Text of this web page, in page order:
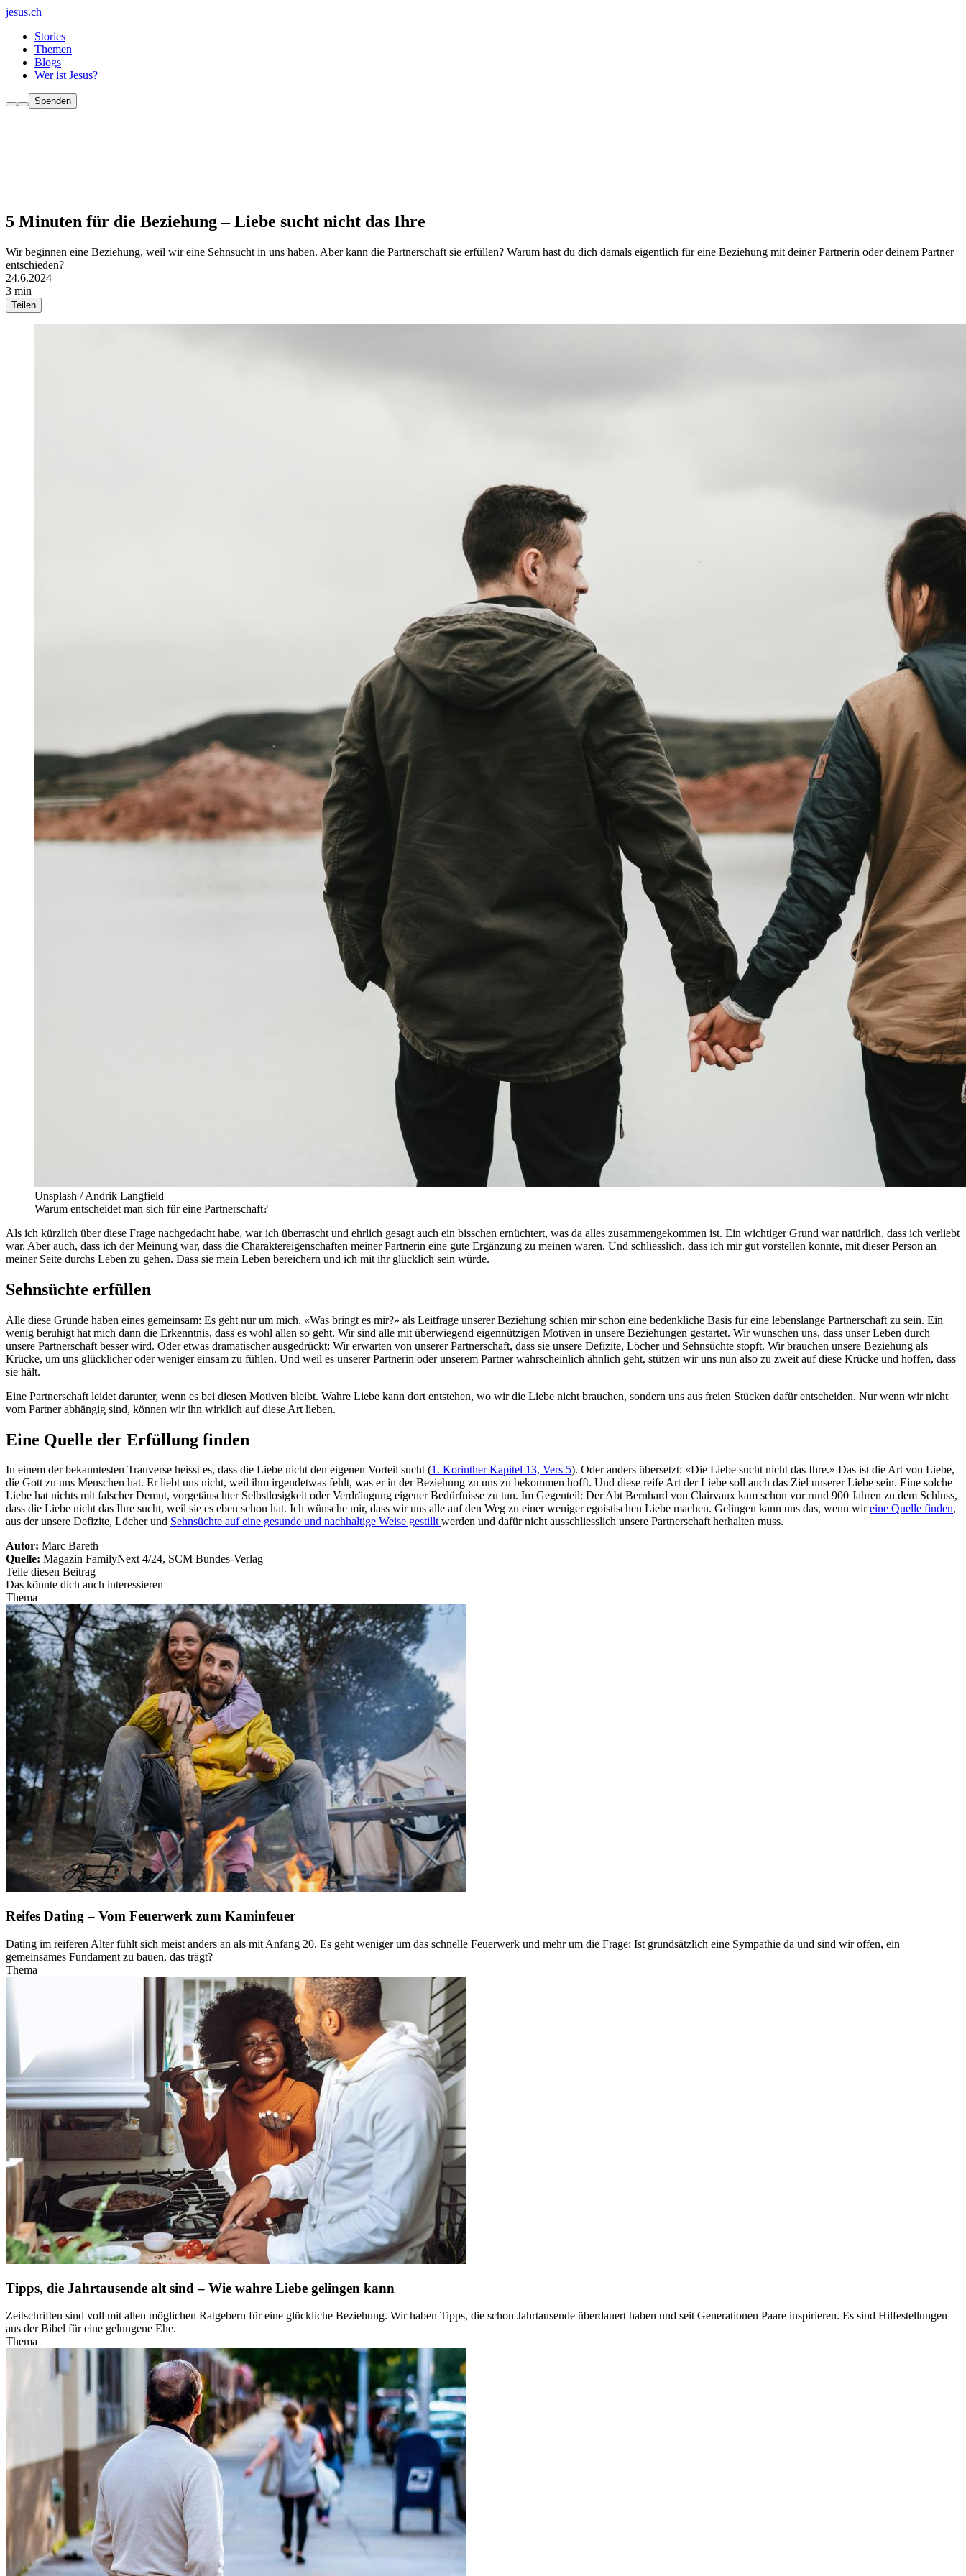
jesus.ch
Stories
Themen
Blogs
Wer ist Jesus?
Spenden
5 Minuten für die Beziehung – Liebe sucht nicht das Ihre
Wir beginnen eine Beziehung, weil wir eine Sehnsucht in uns haben. Aber kann die Partnerschaft sie erfüllen? Warum hast du dich damals eigentlich für eine Beziehung mit deiner Partnerin oder deinem Partner
entschieden?
24.6.2024
3 min
Teilen
Unsplash / Andrik Langfield
Warum entscheidet man sich für eine Partnerschaft?
Als ich kürzlich über diese Frage nachgedacht habe, war ich überrascht und ehrlich gesagt auch ein bisschen ernüchtert, was da alles zusammengekommen ist. Ein wichtiger Grund war natürlich, dass ich verliebt
war. Aber auch, dass ich der Meinung war, dass die Charaktereigenschaften meiner Partnerin eine gute Ergänzung zu meinen waren. Und schliesslich, dass ich mir gut vorstellen konnte, mit dieser Person an
meiner Seite durchs Leben zu gehen. Dass sie mein Leben bereichern und ich mit ihr glücklich sein würde.
Sehnsüchte erfüllen
Alle diese Gründe haben eines gemeinsam: Es geht nur um mich. «Was bringt es mir?» als Leitfrage unserer Beziehung schien mir schon eine bedenkliche Basis für eine lebenslange Partnerschaft zu sein. Ein
wenig beruhigt hat mich dann die Erkenntnis, dass es wohl allen so geht. Wir sind alle mit überwiegend eigennützigen Motiven in unsere Beziehungen gestartet. Wir wünschen uns, dass unser Leben durch
unsere Partnerschaft besser wird. Oder etwas dramatischer ausgedrückt: Wir erwarten von unserer Partnerschaft, dass sie unsere Defizite, Löcher und Sehnsüchte stopft. Wir brauchen unsere Beziehung als
Krücke, um uns glücklicher oder weniger einsam zu fühlen. Und weil es unserer Partnerin oder unserem Partner wahrscheinlich ähnlich geht, stützen wir uns nun also zu zweit auf diese Krücke und hoffen, dass
sie hält.
Eine Partnerschaft leidet darunter, wenn es bei diesen Motiven bleibt. Wahre Liebe kann dort entstehen, wo wir die Liebe nicht brauchen, sondern uns aus freien Stücken dafür entscheiden. Nur wenn wir nicht
vom Partner abhängig sind, können wir ihn wirklich auf diese Art lieben.
Eine Quelle der Erfüllung finden
In einem der bekanntesten Trauverse heisst es, dass die Liebe nicht den eigenen Vorteil sucht (1. Korinther Kapitel 13, Vers 5). Oder anders übersetzt: «Die Liebe sucht nicht das Ihre.» Das ist die Art von Liebe,
die Gott zu uns Menschen hat. Er liebt uns nicht, weil ihm irgendetwas fehlt, was er in der Beziehung zu uns zu bekommen hofft. Und diese reife Art der Liebe soll auch das Ziel unserer Liebe sein. Eine solche
Liebe hat nichts mit falscher Demut, vorgetäuschter Selbstlosigkeit oder Verdrängung eigener Bedürfnisse zu tun. Im Gegenteil: Der Abt Bernhard von Clairvaux kam schon vor rund 900 Jahren zu dem Schluss,
dass die Liebe nicht das Ihre sucht, weil sie es eben schon hat. Ich wünsche mir, dass wir uns alle auf den Weg zu einer weniger egoistischen Liebe machen. Gelingen kann uns das, wenn wireine Quelle finden,
aus der unsere Defizite, Löcher und Sehnsüchte auf eine gesunde und nachhaltige Weise gestilltwerden und dafür nicht ausschliesslich unsere Partnerschaft herhalten muss.
Autor: Marc Bareth
Quelle: Magazin FamilyNext 4/24, SCM Bundes-Verlag
Teile diesen Beitrag
Das könnte dich auch interessieren
Thema
Reifes Dating – Vom Feuerwerk zum Kaminfeuer
Dating im reiferen Alter fühlt sich meist anders an als mit Anfang 20. Es geht weniger um das schnelle Feuerwerk und mehr um die Frage: Ist grundsätzlich eine Sympathie da und sind wir offen, ein
gemeinsames Fundament zu bauen, das trägt?
Thema
Tipps, die Jahrtausende alt sind – Wie wahre Liebe gelingen kann
Zeitschriften sind voll mit allen möglichen Ratgebern für eine glückliche Beziehung. Wir haben Tipps, die schon Jahrtausende überdauert haben und seit Generationen Paare inspirieren. Es sind Hilfestellungen
aus der Bibel für eine gelungene Ehe.
Thema